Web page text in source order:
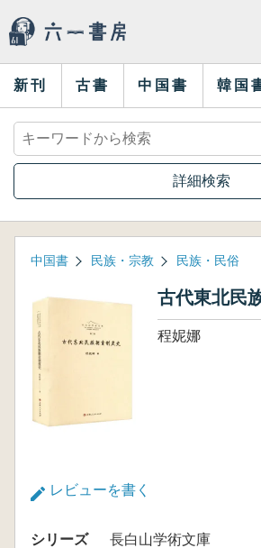
新刊 古書 中国書 韓国
詳細検索
中国書 民族・宗教 民族・民俗
古代東北民
程妮娜
レビューを書く
シリーズ
長白山学術文庫